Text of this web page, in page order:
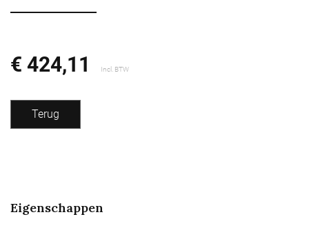
€ 424,11 Incl. BTW
Terug
Eigenschappen